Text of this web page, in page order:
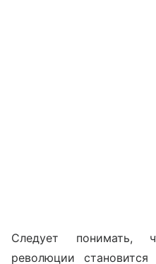
Следует понимать,
революции